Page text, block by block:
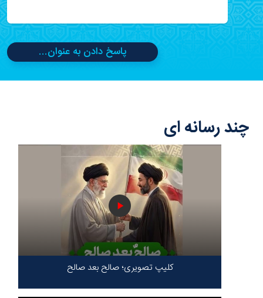
پاسخ دادن به عنوان...
چند رسانه ای
کلیپ تصویری؛ صالح بعد صالح